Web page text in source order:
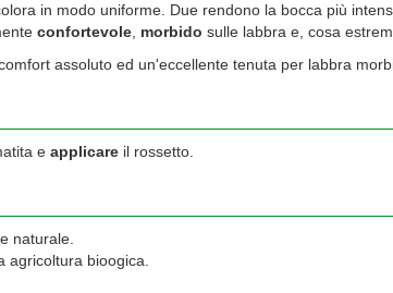
in modo uniforme. Due rendono la bocca più
confortevole morbido sulle labbra e, cosa
assoluto ed un'eccellente tenuta per labbra
e applicare il rossetto.
naturale.
agricoltura bioogica.